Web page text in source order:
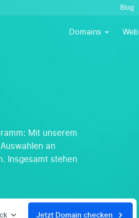
Blog
Domains
Mit unserem
an
Insgesamt stehen
Jetzt Domain checken